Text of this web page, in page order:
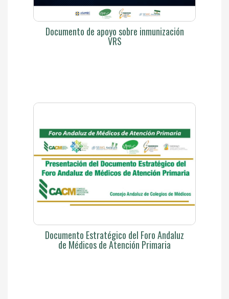
Documento de apoyo sobre inmunización
VRS
Documento Estratégico del Foro Andaluz
de Médicos de Atención Primaria